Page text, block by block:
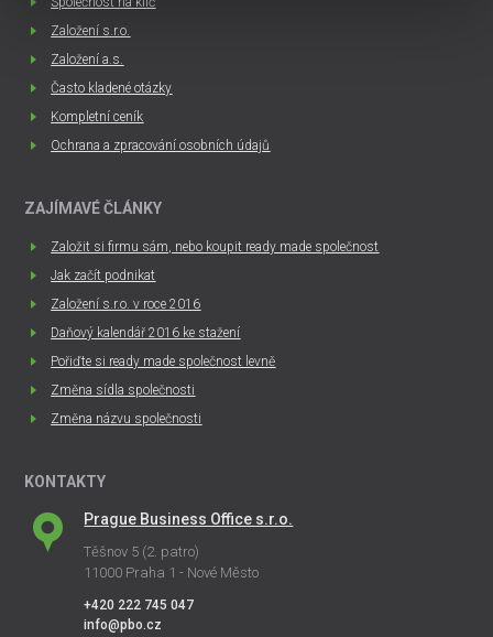
Založení s.r.o.
Založení a.s.
Často kladené otázky
Kompletní ceník
Ochrana a zpracování osobních údajů
ZAJÍMAVÉ ČLÁNKY
Založit si firmu sám, nebo koupit ready made společnost
Jak začít podnikat
Založení s.r.o. v roce 2016
Daňový kalendář 2016 ke stažení
Pořiďte si ready made společnost levně
Změna sídla společnosti
Změna názvu společnosti
KONTAKTY
Prague Business Office s.r.o.
Těšnov 5 (2. patro)
11000 Praha 1 - Nové Město
+420 222 745 047
info@pbo.cz